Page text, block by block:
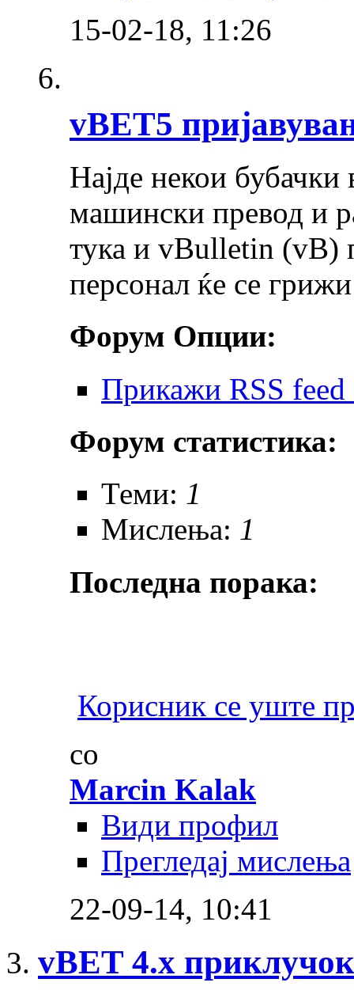
15-02-18, 11:26
vBET5
Најде некои
машински превод и
тука и vBulletin (vB)
персонал ќе се
Форум Опции:
Прикажи RSS feed
Форум статистика:
Теми: 1
Мислења: 1
Последна порака:
Корисник се уште
со
Marcin Kalak
Види профил
Прегледај мислења
22-09-14, 10:41
vBET 4.x